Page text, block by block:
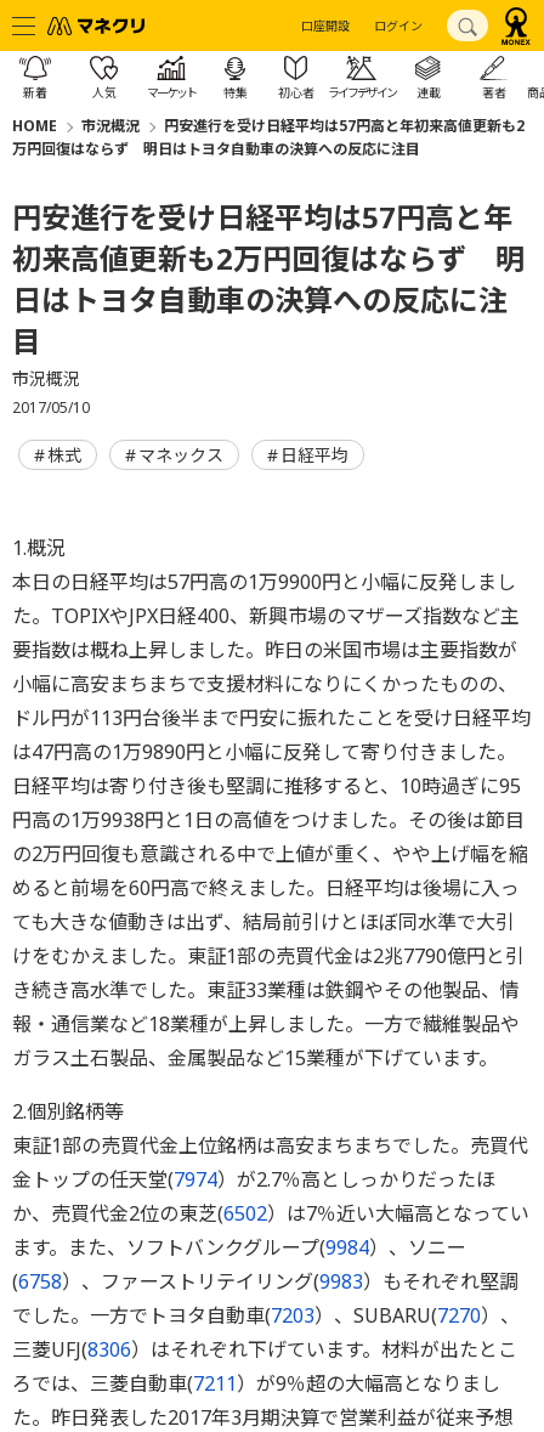
口座開設 ログイン
新着 人気 マーケット 特集 初心者 ライフデザイン 連載 著者 商
HOME 市況概況
円安進行を受け日経平均は57円高と年初来高値更新も2
万円回復はならず 明日はトヨタ自動車の決算への反応に注目
円安進行を受け日経平均は57円高と年
初来高値更新も2万円回復はならず 明
日はトヨタ自動車の決算への反応に注
目
市況概況
2017/05/10
株式 マネックス 日経平均
1.概況
本日の日経平均は57円高の1万9900円と小幅に反発しまし
た。TOPIXやJPX日経400、新興市場のマザーズ指数など主
要指数は概ね上昇しました。昨日の米国市場は主要指数が
小幅に高安まちまちで支援材料になりにくかったものの、
ドル円が113円台後半まで円安に振れたことを受け日経平均
は47円高の1万9890円と小幅に反発して寄り付きました。
日経平均は寄り付き後も堅調に推移すると、10時過ぎに95
円高の1万9938円と1日の高値をつけました。その後は節目
の2万円回復も意識される中で上値が重く、やや上げ幅を縮
めると前場を60円高で終えました。日経平均は後場に入っ
ても大きな値動きは出ず、結局前引けとほぼ同水準で大引
けをむかえました。東証1部の売買代金は2兆7790億円と引
き続き高水準でした。東証33業種は鉄鋼やその他製品、情
報・通信業など18業種が上昇しました。一方で繊維製品や
ガラス土石製品、金属製品など15業種が下げています。
2.個別銘柄等
東証1部の売買代金上位銘柄は高安まちまちでした。売買代
金トップの任天堂(7974）が2.7％高としっかりだったほ
か、売買代金2位の東芝(6502）は7％近い大幅高となってい
ます。また、ソフトバンクグループ(9984）、ソニー
(6758）、ファーストリテイリング(9983）もそれぞれ堅調
でした。一方でトヨタ自動車(7203）、SUBARU(7270）、
三菱UFJ(8306）はそれぞれ下げています。材料が出たとこ
ろでは、三菱自動車(7211）が9％超の大幅高となりまし
た。昨日発表した2017年3月期決算で営業利益が従来予想